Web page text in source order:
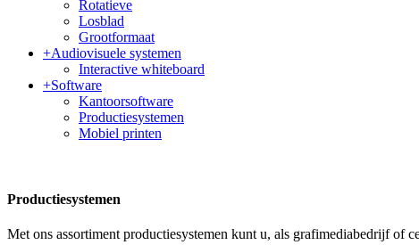
Rotatieve
Losblad
Grootformaat
+Audiovisuele systemen
Interactive whiteboard
+Software
Kantoorsoftware
Productiesystemen
Mobiel printen
Productiesystemen
Met ons assortiment productiesystemen kunt u, als grafimediabedrijf of